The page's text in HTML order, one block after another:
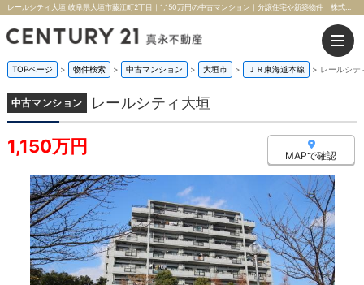
レールシティ大垣 岐阜県大垣市藤江町2丁目｜1,150万円の中古マンション｜分譲住宅や新築物件｜株式会社真永不動産
TOPページ > 物件検索 > 中古マンション > 大垣市 > ＪＲ東海道本線 > レールシテ
中古マンション レールシティ大垣
1,150万円 MAPで確認